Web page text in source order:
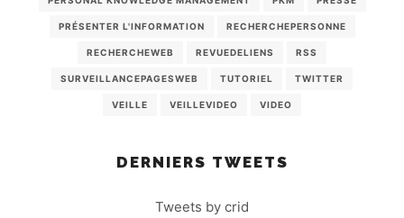
PRÉSENTER L'INFORMATION RECHERCHEPERSONNE
RECHERCHEWEB REVUEDELIENS RSS
SURVEILLANCEPAGESWEB TUTORIEL TWITTER
VEILLE VEILLEVIDEO VIDEO
DERNIERS TWEETS
Tweets by crid